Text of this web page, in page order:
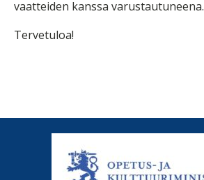
vaatteiden kanssa varustautuneena.
Tervetuloa!